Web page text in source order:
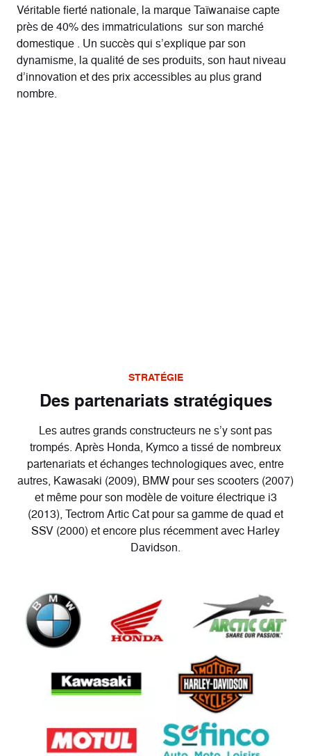
Véritable fierté nationale, la marque Taïwanaisecapte
près de 40% des immatriculations sur son marché
domestique . Un succès qui s’explique parson
dynamisme, la qualité de ses produits, son haut niveau
d’innovation et des prix accessiblesau plus grand
nombre.
STRATÉGIE
Des partenariats stratégiques
Les autres grands constructeurs ne s’y sont pas
trompés. Après Honda, Kymco a tissé de nombreux
partenariats et échanges technologiquesavec, entre
autres, Kawasaki (2009), BMW pour ses scooters (2007)
et même pour son modèle de voiture électrique i3
(2013), Tectrom Artic Cat pour sa gamme de quad et
SSV (2000) et encore plus récemment avec Harley
Davidson.